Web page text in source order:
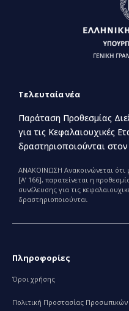
Τελευταία νέα
Παράταση Προθεσμίας
για τις Κεφαλαιουχικές
δραστηριοποιούνται
ΑΝΑΚΟΙΝΩΣΗ Ανακοινώνεται ότι
[Α’ 166], παρατείνεται η
συνέλευσης για τις
δραστηριοποιούνται
Πληροφορίες
Όροι χρήσης
Πολιτική Προστασίας